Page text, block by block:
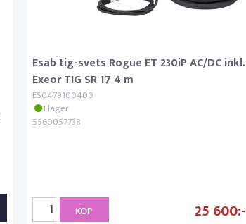
Esab tig-svets Rogue ET 230iP AC/DC inkl.
Exeor TIG SR 17 4 m
ES0479100400
I lager
5560057738
25 600
KÖP